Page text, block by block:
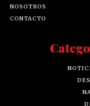
NOSOTROS
CONTACTO